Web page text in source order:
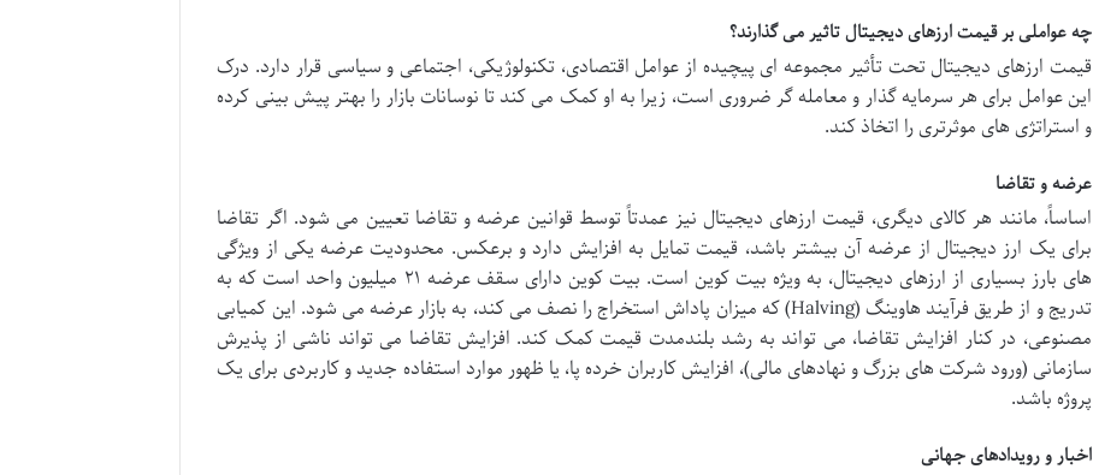
چه عواملی بر قیمت ارزهای دیجیتال تاثیر می گذارند؟
قیمت ارزهای دیجیتال تحت تأثیر مجموعه ای پیچیده از عوامل اقتصادی، تکنولوژیکی، اجتماعی و سیاسی قرار دارد. درک
این عوامل برای هر سرمایه گذار و معامله گر ضروری است، زیرا به او کمک می کند تا نوسانات بازار را بهتر پیش بینی کرده
و استراتژی های موثرتری را اتخاذ کند.
عرضه و تقاضا
اساساً، مانند هر کالای دیگری، قیمت ارزهای دیجیتال نیز عمدتاً توسط قوانین عرضه و تقاضا تعیین می شود. اگر تقاضا
برای یک ارز دیجیتال از عرضه آن بیشتر باشد، قیمت تمایل به افزایش دارد و برعکس. محدودیت عرضه یکی از ویژگی
های بارز بسیاری از ارزهای دیجیتال، به ویژه بیت کوین است. بیت کوین دارای سقف عرضه ۲۱ میلیون واحد است که به
تدریج و از طریق فرآیند هاوینگ (Halving) که میزان پاداش استخراج را نصف می کند، به بازار عرضه می شود. این کمیابی
مصنوعی، در کنار افزایش تقاضا، می تواند به رشد بلندمدت قیمت کمک کند. افزایش تقاضا می تواند ناشی از پذیرش
سازمانی (ورود شرکت های بزرگ و نهادهای مالی)، افزایش کاربران خرده پا، یا ظهور موارد استفاده جدید و کاربردی برای یک
پروژه باشد.
اخبار و رویدادهای جهانی